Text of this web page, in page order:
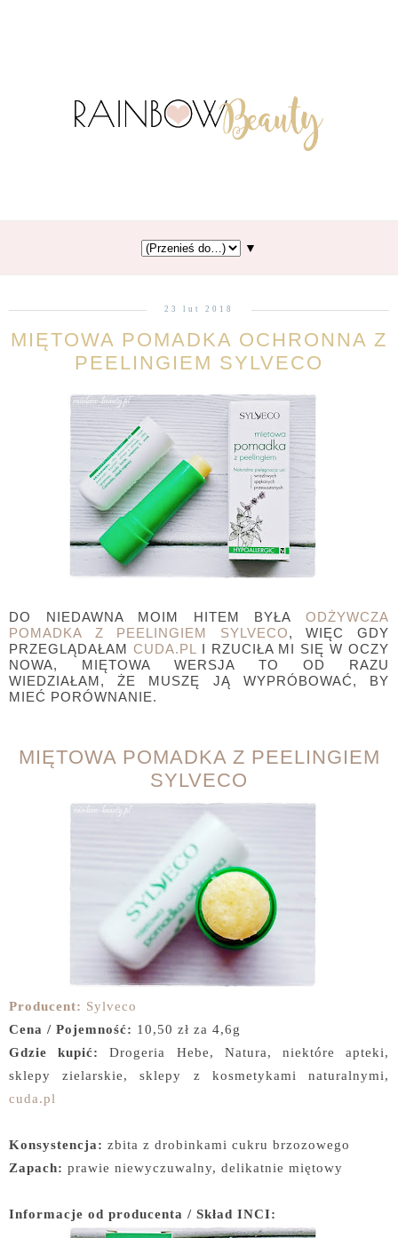
▼
23 lut 2018
MIĘTOWA POMADKA OCHRONNA Z
PEELINGIEM SYLVECO
DO NIEDAWNA MOIM HITEM BYŁA ODŻYWCZA
POMADKA Z PEELINGIEM SYLVECO, WIĘC GDY
PRZEGLĄDAŁAM CUDA.PL
I RZUCIŁA MI SIĘ W OCZY
NOWA, MIĘTOWA WERSJA TO OD RAZU
WIEDZIAŁAM, ŻE MUSZĘ JĄ WYPRÓBOWAĆ, BY
MIEĆ PORÓWNANIE.
MIĘTOWA POMADKA Z PEELINGIEM
SYLVECO
Producent: Sylveco
Cena / Pojemność: 10,50 zł za 4,6g
Gdzie kupić:
Drogeria Hebe, Natura, niektóre apteki,
sklepy zielarskie, sklepy z kosmetykami naturalnymi,
cuda.pl
Konsystencja: zbita z drobinkami cukru brzozowego
Zapach: prawie niewyczuwalny, delikatnie miętowy
Informacje od producenta / Skład INCI: